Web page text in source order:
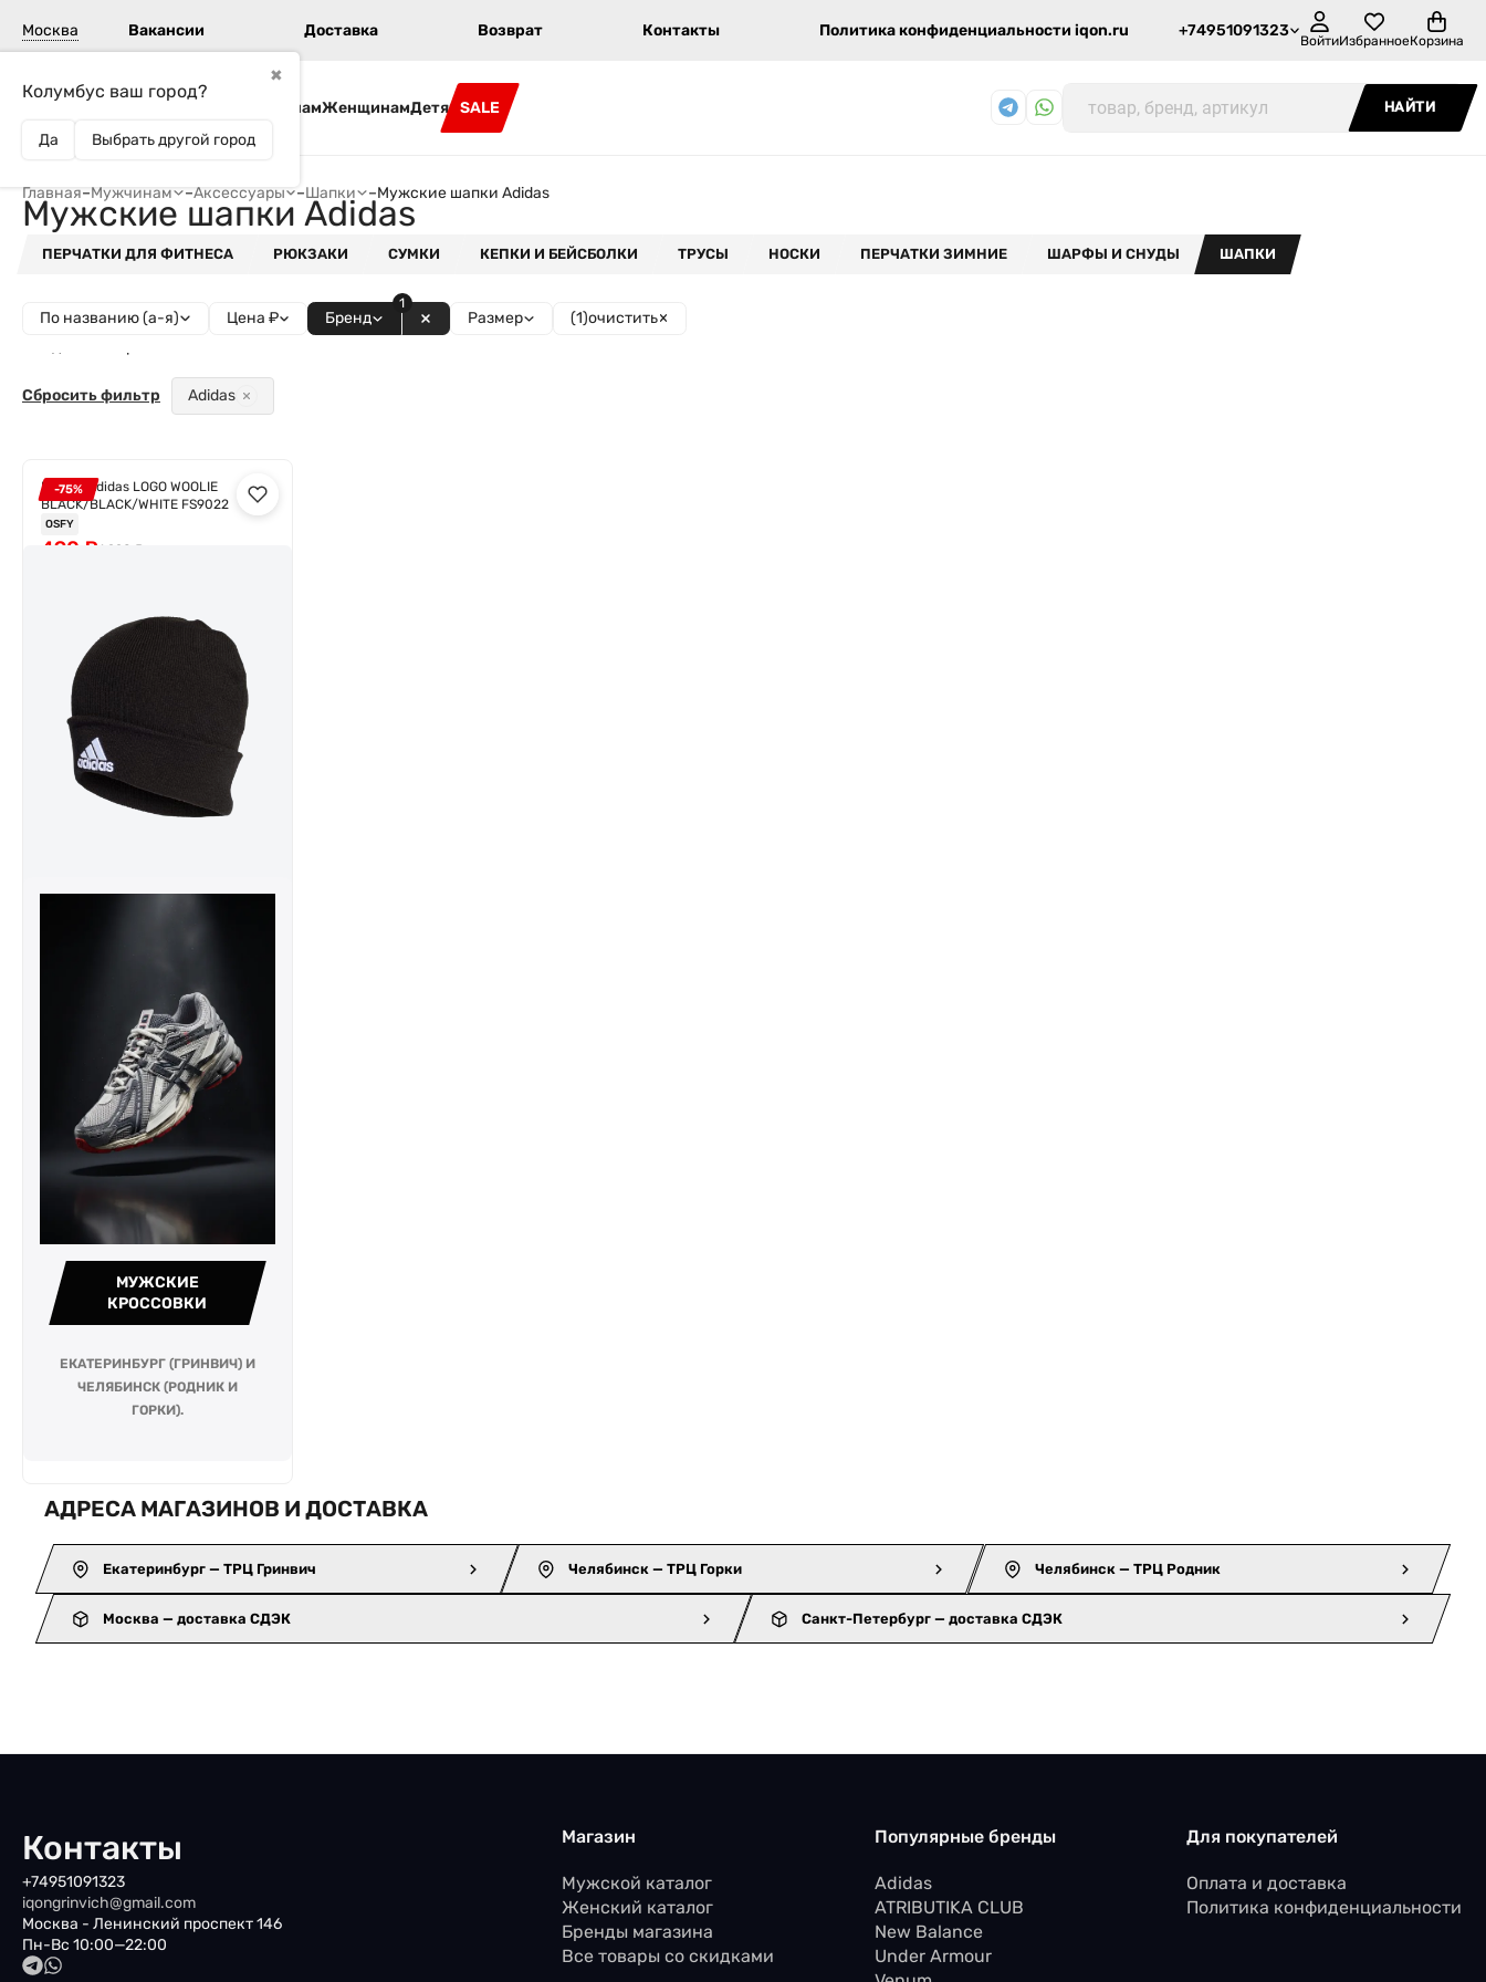
Москва
✖
Колумбус ваш город?
Да Выбрать другой город
Вакансии Доставка Возврат Контакты Политика конфиденциальности iqon.ru +74951091323
ВойтиИзбранноеКорзина
МужчинамЖенщинамДетям SALE НАЙТИ
Главная–Мужчинам –Аксессуары –Шапки –Мужские шапки Adidas
Мужские шапки Adidas
ПЕРЧАТКИ ДЛЯ ФИТНЕСА РЮКЗАКИ СУМКИ КЕПКИ И БЕЙСБОЛКИ ТРУСЫ НОСКИ ПЕРЧАТКИ ЗИМНИЕ ШАРФЫ И СНУДЫ ШАПКИ
По названию (а-я) Цена ₽ Бренд
1
Размер (1)очистить
Adidas
Сбросить фильтр
-75%
Шапка Adidas LOGO WOOLIE
BLACK/BLACK/WHITE FS9022
OSFY
1 990 ₽
490 ₽
МУЖСКИЕ
КРОССОВКИ
ЕКАТЕРИНБУРГ (ГРИНВИЧ) И
ЧЕЛЯБИНСК (РОДНИК И
ГОРКИ).
АДРЕСА МАГАЗИНОВ И ДОСТАВКА
Екатеринбург — ТРЦ Гринвич Челябинск — ТРЦ Горки Челябинск — ТРЦ Родник
Москва — доставка СДЭК Санкт-Петербург — доставка СДЭК
Контакты
+74951091323
iqongrinvich@gmail.com
Москва - Ленинский проспект 146
Пн-Вс 10:00—22:00
Магазин
Мужской каталог
Женский каталог
Бренды магазина
Все товары со скидками
Популярные бренды
Adidas
ATRIBUTIKA CLUB
New Balance
Under Armour
Для покупателей
Оплата и доставка
Политика конфиденциальности